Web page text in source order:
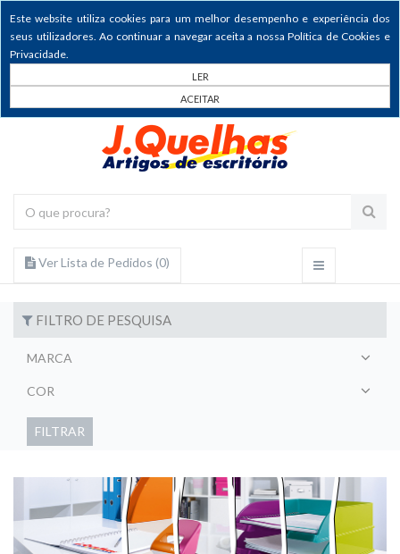
Este website utiliza cookies para um melhor desempenho e experiência dos
seus utilizadores. Ao continuar a navegar aceita a nossa Política de Cookies e
Privacidade.
LER
ACEITAR
Ver Lista de Pedidos (0)
FILTRO DE PESQUISA
MARCA
COR
FILTRAR